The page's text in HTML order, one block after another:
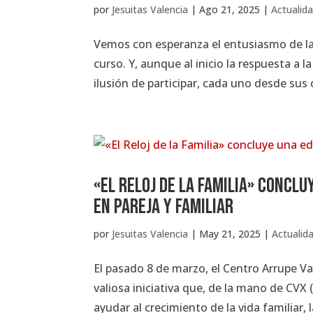
por Jesuitas Valencia |Ago 21, 2025 |
Vemos con esperanza el entusiasmo
curso. Y, aunque al inicio la respuesta a
ilusión de participar, cada uno desde
«El Reloj de la Familia»
en pareja y familiar
por Jesuitas Valencia | May 21, 2025 |
El pasado 8 de marzo, el Centro Arrupe
valiosa iniciativa que, de la mano de
ayudar al crecimiento de la vida familiar,